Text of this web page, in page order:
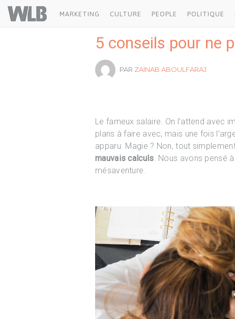
Welovebuzz
MARKETING CULTURE PEOPLE POLITIQUE
5 conseils pour ne
PAR ZAÏNAB ABOULFARAJ
Le fameux salaire. On l’attend avec
plans à faire avec, mais une fois
apparu. Magie ? Non, tout
mauvais calculs. Nous avons pensé
mésaventure.